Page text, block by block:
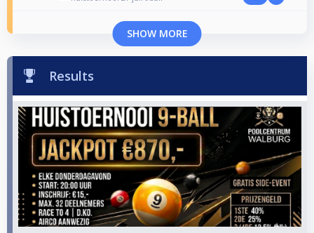
SHOW MORE
Results